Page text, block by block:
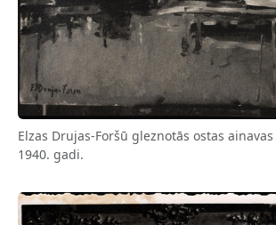
Elzas Drujas-Foršū gleznotās ostas
1940. gadi.